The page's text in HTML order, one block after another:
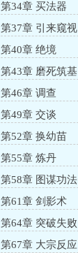
第34章 买法器
第37章 引来窥视
第40章 绝境
第43章 磨死筑基
第46章 调查
第49章 交谈
第52章 换幼苗
第55章 炼丹
第58章 图谋功法
第61章 剑影术
第64章 突破失败
第67章 大宗反应